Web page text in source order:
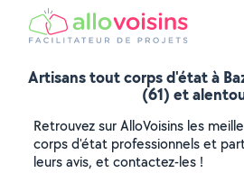
Artisans tout corps d'état à
(61) et
Retrouvez sur AlloVoisins les
corps d'état professionnels et
leurs avis, et contactez-les !